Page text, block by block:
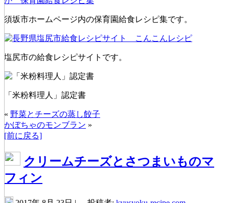
須坂市ホームページ内の保育園給食レシピ集です。
塩尻市の給食レシピサイトです。
「米粉料理人」認定書
« 野菜とチーズの蒸し餃子
かぼちゃのモンブラン »
[前に戻る]
クリームチーズとさつまいものマ
フィン